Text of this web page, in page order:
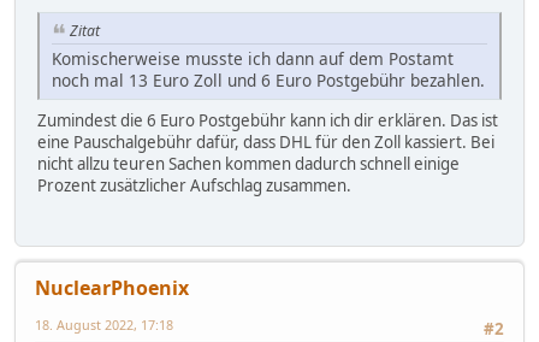
Zitat
Komischerweise musste ich dann auf dem Postamt
noch mal 13 Euro Zoll und 6 Euro Postgebühr bezahlen.
Zumindest die 6 Euro Postgebühr kann ich dir erklären. Das ist
eine Pauschalgebühr dafür, dass DHL für den Zoll kassiert. Bei
nicht allzu teuren Sachen kommen dadurch schnell einige
Prozent zusätzlicher Aufschlag zusammen.
NuclearPhoenix
#2
18. August 2022, 17:18